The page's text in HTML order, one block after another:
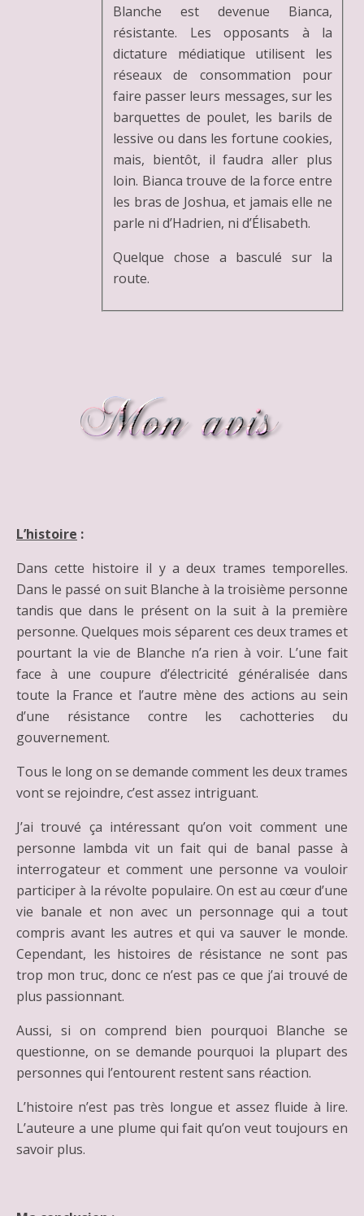
Blanche est devenue Bianca,
résistante. Les opposants à la
dictature médiatique utilisent les
réseaux de consommation pour
faire passer leurs messages, sur les
barquettes de poulet, les barils de
lessive ou dans les fortune cookies,
mais, bientôt, il faudra aller plus
loin. Bianca trouve de la force entre
les bras de Joshua, et jamais elle ne
parle ni d’Hadrien, ni d’Élisabeth.
Quelque chose a basculé sur la
route.
L’histoire :
Dans cette histoire il y a deux trames temporelles.
Dans le passé on suit Blanche à la troisième personne
tandis que dans le présent on la suit à la première
personne. Quelques mois séparent ces deux trames et
pourtant la vie de Blanche n’a rien à voir. L’une fait
face à une coupure d’électricité généralisée dans
toute la France et l’autre mène des actions au sein
d’une résistance contre les cachotteries du
gouvernement.
Tous le long on se demande comment les deux trames
vont se rejoindre, c’est assez intriguant.
J’ai trouvé ça intéressant qu’on voit comment une
personne lambda vit un fait qui de banal passe à
interrogateur et comment une personne va vouloir
participer à la révolte populaire. On est au cœur d’une
vie banale et non avec un personnage qui a tout
compris avant les autres et qui va sauver le monde.
Cependant, les histoires de résistance ne sont pas
trop mon truc, donc ce n’est pas ce que j’ai trouvé de
plus passionnant.
Aussi, si on comprend bien pourquoi Blanche se
questionne, on se demande pourquoi la plupart des
personnes qui l’entourent restent sans réaction.
L’histoire n’est pas très longue et assez fluide à lire.
L’auteure a une plume qui fait qu’on veut toujours en
savoir plus.